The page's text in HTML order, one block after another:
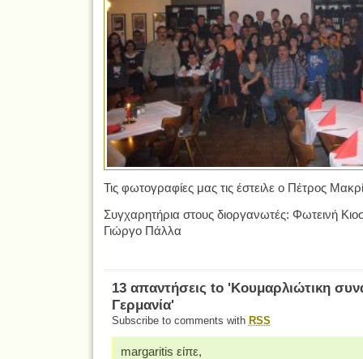
Τις φωτογραφίες μας τις έστειλε ο Πέτρος
Συγχαρητήρια στους διοργανωτές: Φωτεινή
Γιώργο Πάλλα
13 απαντήσεις to 'Κουμαρλιώτικη
Γερμανία'
Subscribe to comments with RSS
margaritis είπε,